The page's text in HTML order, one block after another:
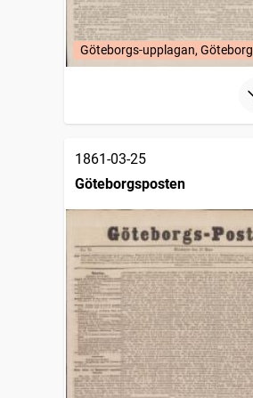
Göteborgs-upplagan, Göteborg
1861-03-25
Göteborgsposten